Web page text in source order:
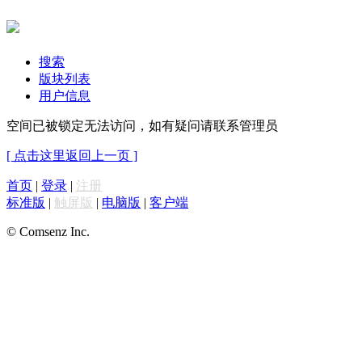
搜索
版块列表
用户信息
空间已被锁定无法访问，如有疑问请联系管理员
[ 点击这里返回上一页 ]
首页 | 登录 | 注册
标准版 | 触屏版 | 电脑版 | 客户端
© Comsenz Inc.